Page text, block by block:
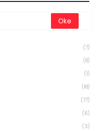
(7)
(8)
(1)
(18)
(77)
(6)
(3)